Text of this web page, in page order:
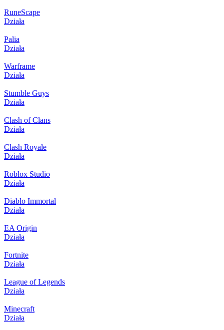
RuneScape
Działa
Palia
Działa
Warframe
Działa
Stumble Guys
Działa
Clash of Clans
Działa
Clash Royale
Działa
Roblox Studio
Działa
Diablo Immortal
Działa
EA Origin
Działa
Fortnite
Działa
League of Legends
Działa
Minecraft
Działa